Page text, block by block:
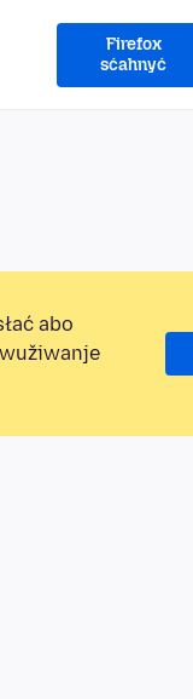
Firefox
sćahnyć
abo